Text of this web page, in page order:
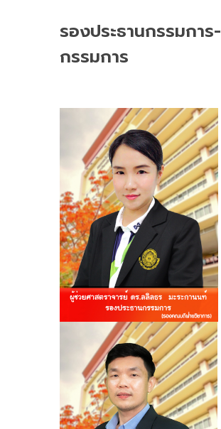
รองประธานกรรมการ-
กรรมการ